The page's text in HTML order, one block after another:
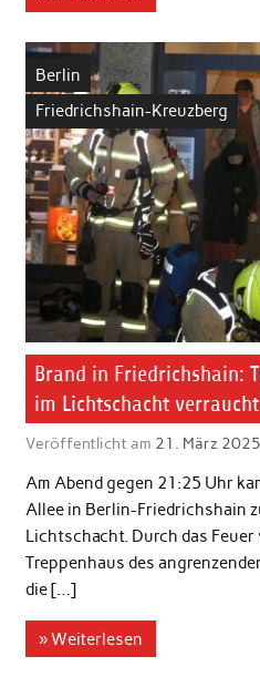
Berlin
Friedrichshain-Kreuzberg
Brand in Friedrichshain:
im Lichtschacht verraucht
Veröffentlicht am 21. März 2025
Am Abend gegen 21:25 Uhr
Allee in Berlin-Friedrichshain
Lichtschacht. Durch das Feuer
Treppenhaus des
die […]
» Weiterlesen